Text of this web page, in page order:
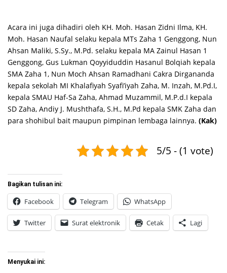
Acara ini juga dihadiri oleh KH. Moh. Hasan Zidni Ilma, KH.
Moh. Hasan Naufal selaku kepala MTs Zaha 1 Genggong, Nun
Ahsan Maliki, S.Sy., M.Pd. selaku kepala MA Zainul Hasan 1
Genggong, Gus Lukman Qoyyiduddin Hasanul Bolqiah kepala
SMA Zaha 1, Nun Moch Ahsan Ramadhani Cakra Dirgananda
kepala sekolah MI Khalafiyah Syafi’iyah Zaha, M. Inzah, M.Pd.I,
kepala SMAU Haf-Sa Zaha, Ahmad Muzammil, M.P.d.I kepala
SD Zaha, Andiy J. Mushthafa, S.H., M.Pd kepala SMK Zaha dan
para shohibul bait maupun pimpinan lembaga lainnya. (Kak)
5/5 - (1 vote)
Bagikan tulisan ini:
Facebook Telegram WhatsApp
Twitter Surat elektronik Cetak Lagi
Menyukai ini: